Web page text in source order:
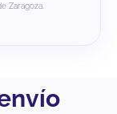
Zaragoza.